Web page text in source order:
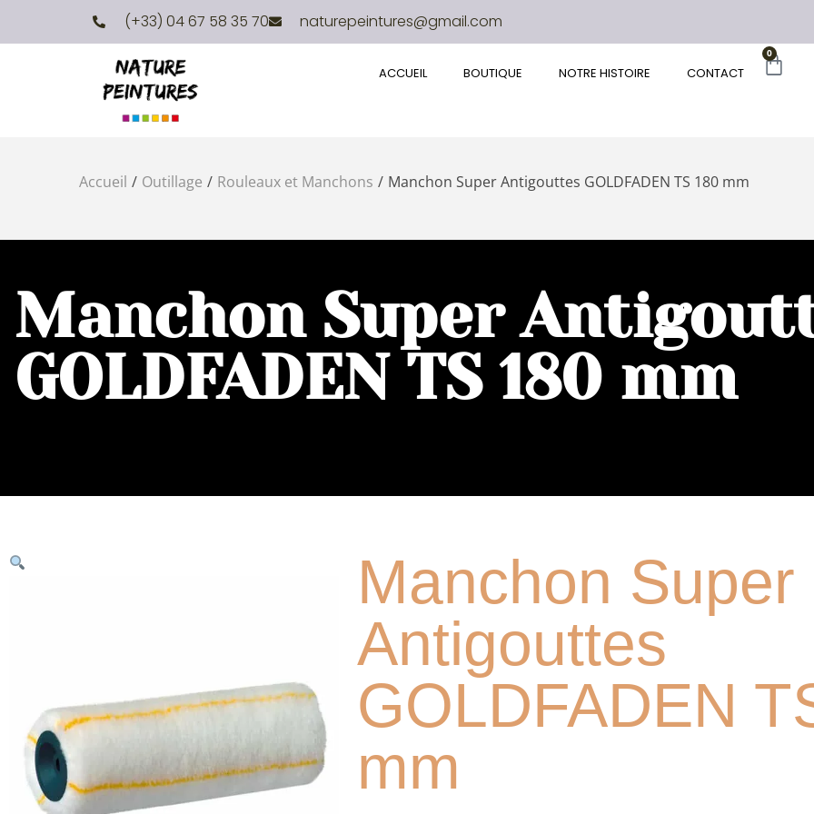
(+33) 04 67 58 35 70 naturepeintures@gmail.com
ACCUEIL BOUTIQUE NOTRE HISTOIRE CONTACT
0
Accueil / Outillage / Rouleaux et Manchons / Manchon Super Antigouttes GOLDFADEN TS 180 mm
Manchon Super
GOLDFADEN TS 180 mm
Manchon Super
Antigouttes
GOLDFADEN
mm